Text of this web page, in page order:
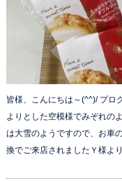
皆様、こんにちは～(^^)/ プロ
よりとした空模様でみぞれの
は大雪のようですので、お車
換でご来店されましたＹ様よ